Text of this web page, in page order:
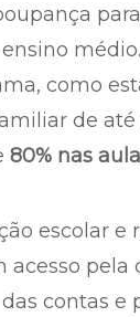
como
de até
80% nas
escolar e
acesso pela
contas e